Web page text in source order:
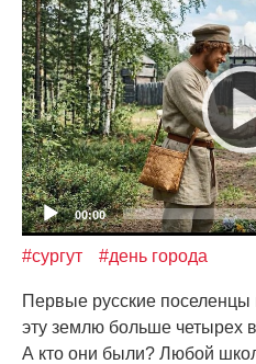
00:00
#сургут #день города
Первые русские поселенцы
эту землю больше четырех
А кто они были? Любой